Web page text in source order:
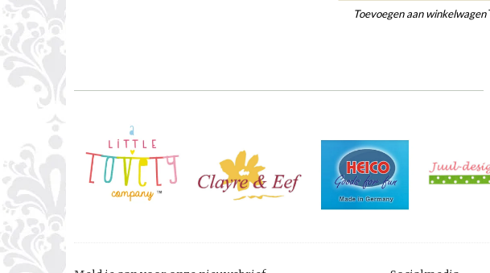
Toevoegen aan winkelwagen